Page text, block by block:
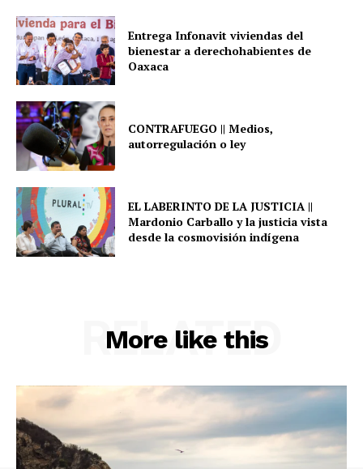
Entrega Infonavit viviendas del
bienestar a derechohabientes de
Oaxaca
CONTRAFUEGO || Medios,
autorregulación o ley
EL LABERINTO DE LA JUSTICIA ||
Mardonio Carballo y la justicia vista
desde la cosmovisión indígena
More like this
RELATED